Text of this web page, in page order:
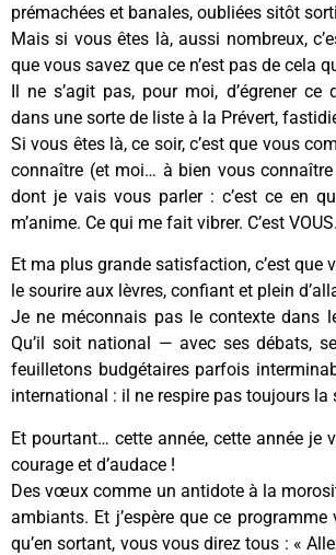
prémachées et banales, oubliées sitôt
Mais si vous êtes là, aussi nombreux,
que vous savez que ce n’est pas de cela
Il ne s’agit pas, pour moi, d’égrener ce
dans une sorte de liste à la Prévert,
Si vous êtes là, ce soir, c’est que vous
connaître (et moi… à bien vous
dont je vais vous parler : c’est ce en
m’anime. Ce qui me fait vibrer. C’est VOUS.
Et ma plus grande satisfaction, c’est que
le sourire aux lèvres, confiant et plein
Je ne méconnais pas le contexte dans
Qu’il soit national — avec ses débats,
feuilletons budgétaires parfois
international : il ne respire pas toujours la
Et pourtant… cette année, cette année je
courage et d’audace !
Des vœux comme un antidote à la
ambiants. Et j’espère que ce
qu’en sortant, vous vous direz tous : «